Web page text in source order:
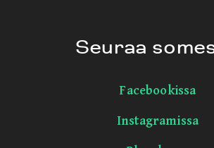
Seuraa
Facebookissa
Instagramissa